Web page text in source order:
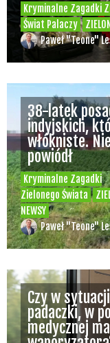
Kryminalne Zagadki
Świat Palaczy
Paweł "Teone"
Kryminalne Zagadki
Zielonego Świata
NEWSY
38-latek
indyjskich,
włókniste.
powiódł
Paweł "Teone"
Czy w
padaczki, w
medycznej